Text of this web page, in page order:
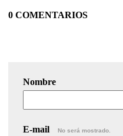
0 COMENTARIOS
Nombre
E-mail No será mostrado.